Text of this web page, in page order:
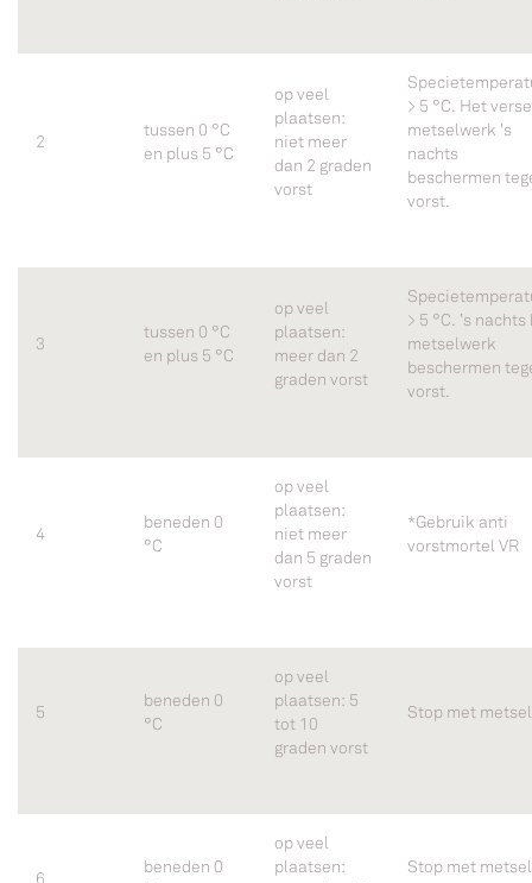
2
tussen 0 °C
en plus 5 °C
op veel
plaatsen:
niet meer
dan 2 graden
vorst
> 5 °C. Het verse
metselwerk 's
nachts
beschermen
vorst.
3
tussen 0 °C
en plus 5 °C
op veel
plaatsen:
meer dan 2
graden vorst
> 5 °C. ’s
metselwerk
beschermen
vorst.
4
beneden 0
°C
op veel
plaatsen:
niet meer
dan 5 graden
vorst
*Gebruik anti
vorstmortel VR
5
beneden 0
°C
op veel
plaatsen: 5
tot 10
graden vorst
Stop met
beneden 0
op veel
plaatsen:
Stop met